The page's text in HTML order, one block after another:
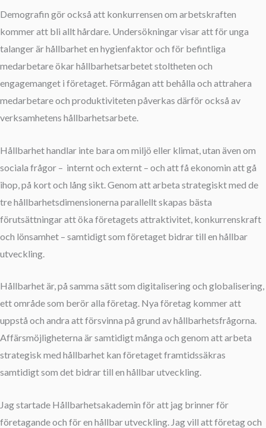
Demografin gör också att konkurrensen om arbetskraften
kommer att bli allt hårdare. Undersökningar visar att för unga
talanger är hållbarhet en hygienfaktor och för befintliga
medarbetare ökar hållbarhetsarbetet stoltheten och
engagemanget i företaget. Förmågan att behålla och attrahera
medarbetare och produktiviteten påverkas därför också av
verksamhetens hållbarhetsarbete.
Hållbarhet handlar inte bara om miljö eller klimat, utan även om
sociala frågor – internt och externt – och att få ekonomin att gå
ihop, på kort och lång sikt. Genom att arbeta strategiskt med de
tre hållbarhetsdimensionerna parallellt skapas bästa
förutsättningar att öka företagets attraktivitet, konkurrenskraft
och lönsamhet – samtidigt som företaget bidrar till en hållbar
utveckling.
Hållbarhet är, på samma sätt som digitalisering och globalisering,
ett område som berör alla företag. Nya företag kommer att
uppstå och andra att försvinna på grund av hållbarhetsfrågorna.
Affärsmöjligheterna är samtidigt många och genom att arbeta
strategisk med hållbarhet kan företaget framtidssäkras
samtidigt som det bidrar till en hållbar utveckling.
Jag startade Hållbarhetsakademin för att jag brinner för
företagande och för en hållbar utveckling. Jag vill att företag och